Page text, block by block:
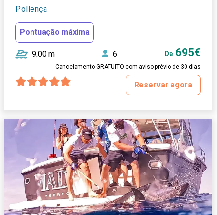
Pollença
Pontuação máxima
9,00 m 6 De 695€
Cancelamento GRATUITO com aviso prévio de 30 dias
Reservar agora